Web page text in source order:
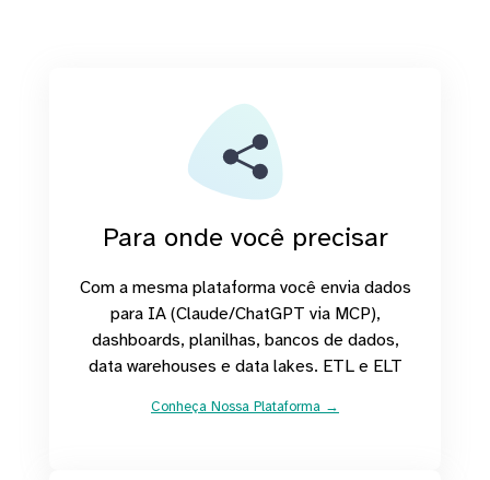
Para onde você precisar
Com a mesma plataforma você envia dados
para IA (Claude/ChatGPT via MCP),
dashboards, planilhas, bancos de dados,
data warehouses e data lakes. ETL e ELT
Conheça Nossa Plataforma →